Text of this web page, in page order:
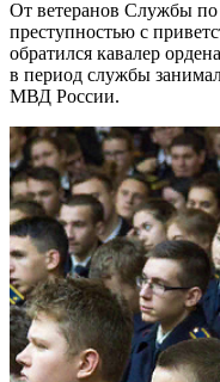
От ветеранов Службы по
преступностью с
обратился кавалер
в период службы
МВД России.